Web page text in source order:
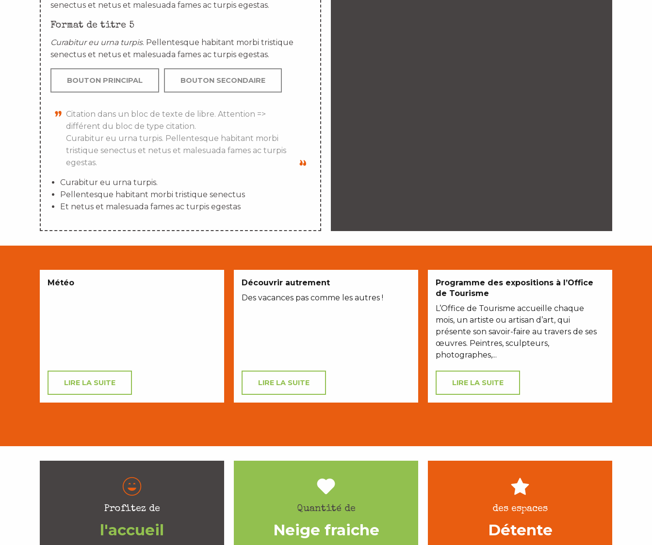
senectus et netus et malesuada fames ac turpis egestas.
Format de titre 5
Curabitur eu urna turpis. Pellentesque habitant morbi tristique
senectus et netus et malesuada fames ac turpis egestas.
BOUTON PRINCIPAL BOUTON SECONDAIRE
Citation dans un bloc de texte de libre. Attention =>
différent du bloc de type citation.
Curabitur eu urna turpis. Pellentesque habitant morbi
tristique senectus et netus et malesuada fames ac turpis
egestas.
Curabitur eu urna turpis.
Pellentesque habitant morbi tristique senectus
Et netus et malesuada fames ac turpis egestas
Météo
LIRE LA SUITE
Découvrir autrement
Des vacances pas comme les autres !
LIRE LA SUITE
Programme des expositions à l’Office
de Tourisme
L’Office de Tourisme accueille chaque
mois, un artiste ou artisan d’art, qui
présente son savoir-faire au travers de ses
œuvres. Peintres, sculpteurs,
photographes,...
LIRE LA SUITE
Profitez de
l'accueil
Quantité de
Neige fraiche
des espaces
Détente